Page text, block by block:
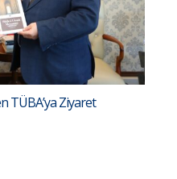
TÜBA’ya Ziyaret